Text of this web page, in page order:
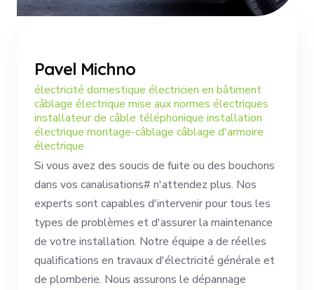
Pavel Michno
électricité domestique électricien en bâtiment
câblage électrique mise aux normes électriques
installateur de câble téléphonique installation
électrique montage-câblage câblage d'armoire
électrique
Si vous avez des soucis de fuite ou des bouchons
dans vos canalisations# n'attendez plus. Nos
experts sont capables d'intervenir pour tous les
types de problèmes et d'assurer la maintenance
de votre installation. Notre équipe a de réelles
qualifications en travaux d'électricité générale et
de plomberie. Nous assurons le dépannage